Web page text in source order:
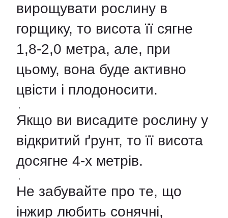
вирощувати рослину в
горщику, то висота її сягне
1,8-2,0 метра, але, при
цьому, вона буде активно
цвісти і плодоносити.
Якщо ви висадите рослину у
відкритий ґрунт, то її висота
досягне 4-х метрів.
Не забувайте про те, що
інжир любить сонячні,